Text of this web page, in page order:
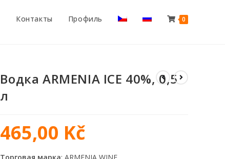
Контакты Профиль 0
Водка ARMENIA ICE 40%, 0,5
л
465,00 Kč